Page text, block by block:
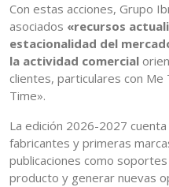
Con estas acciones, Grupo
asociados «recursos
estacionalidad del
la actividad comercial
clientes, particulares con
Time».
La edición 2026-2027
fabricantes y primeras
publicaciones como
producto y generar nuevas